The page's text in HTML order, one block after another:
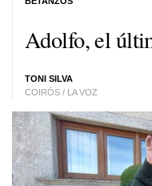
Adolfo, el
TONI SILVA
COIRÓS / LA VOZ